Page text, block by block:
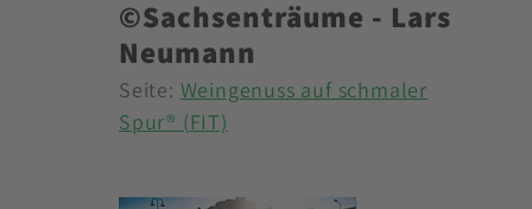
©Sachsenträume - Lars
Neumann
Seite: Weingenuss auf schmaler
Spur® (FIT)